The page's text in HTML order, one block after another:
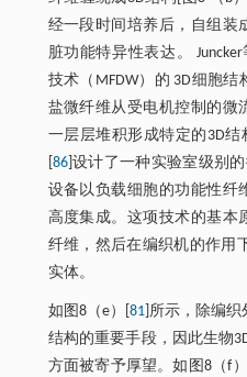
经一段时间培养后，自组装
脏功能特异性表达。 Juncker
技术（MFDW）的 3D细胞
盐微纤维从受电机控制的微
一层层堆积形成特定的3D结
86]设计了一种实验室级别
设备以负载细胞的功能性纤
高度集成。这项技术的基本
纤维，然后在编织机的作用
实体。
如图8（e）[ 81]所示，除编织
结构的重要手段，因此生物
方面被寄予厚望。如图8（f）[